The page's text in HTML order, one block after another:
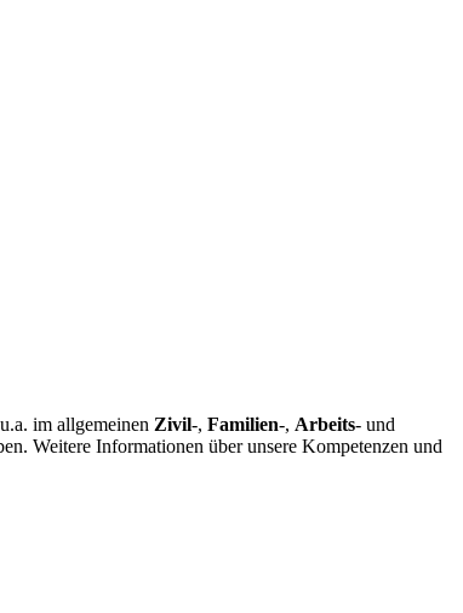
im allgemeinen Zivil-, Familien-, Arbeits- und
Weitere Informationen über unsere Kompetenzen und